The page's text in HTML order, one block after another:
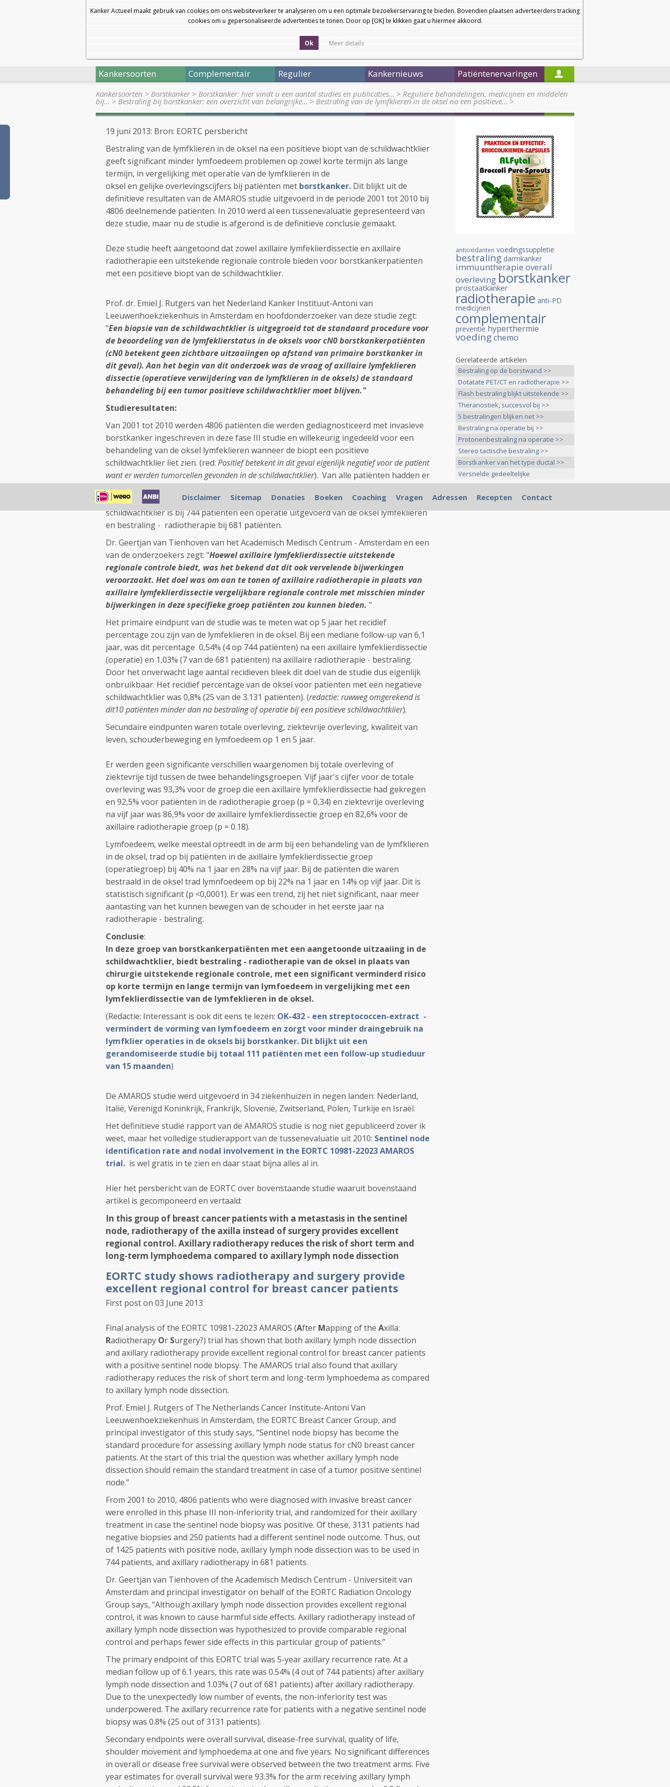
Kanker Actueel maakt gebruik van cookies om ons websiteverkeer te analyseren om u een optimale bezoekerservaring te bieden. Bovendien plaatsen adverteerders tracking
cookies om u gepersonaliseerde advertenties te tonen. Door op [OK] te klikken gaat u hiermee akkoord.
Ok Meer details
a
a
Nieuwsbrief
Startpagina
Kankersoorten Complementair Regulier Kankernieuws Patiëntenervaringen
Kankersoorten > Borstkanker> Borstkanker: hier vindt u een aantal studies en publicaties… > Reguliere behandelingen, medicijnen en middelen
bij… > Bestraling bij borstkanker: een overzicht van belangrijke… > Bestraling van de lymfklieren in de oksel na een positieve… >
19 juni 2013: Bron: EORTC persbericht
Bestraling van de lymfklieren in de oksel na een positieve biopt van de schildwachtklier
geeft significant minder lymfoedeem problemen op zowel korte termijn als lange
termijn, in vergelijking met operatie van de lymfklieren in de
oksel en gelijke overlevingscijfers bij patiënten met borstkanker. Dit blijkt uit de
definitieve resultaten van de AMAROS studie uitgevoerd in de periode 2001 tot 2010 bij
4806 deelnemende patiënten. In 2010 werd al een tussenevaluatie gepresenteerd van
deze studie, maar nu de studie is afgerond is de definitieve conclusie gemaakt.
Deze studie heeft aangetoond dat zowel axillaire lymfeklierdissectie en axillaire
radiotherapie een uitstekende regionale controle bieden voor borstkankerpatiënten
met een positieve biopt van de schildwachtklier.
Prof. dr. Emiel J. Rutgers van het Nederland Kanker Instituut-Antoni van
Leeuwenhoekziekenhuis in Amsterdam en hoofdonderzoeker van deze studie zegt:
"Een biopsie van de schildwachtklier is uitgegroeid tot de standaard procedure voor
de beoordeling van de lymfeklierstatus in de oksels voor cN0 borstkankerpatiënten
(cN0 betekent geen zichtbare uitzaaiingen op afstand van primaire borstkanker in
dit geval).Aan het begin van dit onderzoek was de vraag of axillaire lymfeklieren
dissectie (operatieve verwijdering van de lymfklieren in de oksels) de standaard
behandeling bij een tumor positieveschildwachtklier moet blijven."
Studieresultaten:
Van 2001 tot 2010 werden 4806 patiënten die werden gediagnosticeerd met invasieve
borstkanker ingeschreven in deze fase III studie en willekeurig ingedeeld voor een
behandeling van de oksel lymfeklieren wanneer de biopt een positieve
schildwachtklier liet zien. (red: Positief betekent in dit geval eigenlijk negatief voor de patiënt
want er werden tumorcellen gevonden in de schildwachtklier). Van alle patiënten hadden er
3.131 patiënten een negatieve biopt (dus geen tumorcellen) en 250 patiënten hadden
een andere schildwachtklier uitkomst. Dus van 1425 patiënten met een positieve
schildwachtklier is bij 744 patiënten een operatie uitgevoerd van de oksel lymfeklieren
en bestraling - radiotherapie bij 681 patiënten.
Dr. Geertjan van Tienhoven van het Academisch Medisch Centrum - Amsterdam en een
van de onderzoekers zegt: "Hoewel axillaire lymfeklierdissectie uitstekende
regionale controle biedt, was het bekend dat dit ook vervelende bijwerkingen
veroorzaakt. Het doel was om aan te tonen of axillaire radiotherapie in plaats van
axillaire lymfeklierdissectie vergelijkbare regionale controle met misschien minder
bijwerkingen in deze specifieke groep patiënten zou kunnen bieden. "
Het primaire eindpunt van de studie was te meten wat op 5 jaar het recidief
percentage zou zijn van de lymfeklieren in de oksel. Bij een mediane follow-up van 6,1
jaar, was dit percentage 0,54% (4 op 744 patiënten) na een axillaire lymfeklierdissectie
(operatie) en 1,03% (7 van de 681 patiënten) na axillaire radiotherapie - bestraling.
Door het onverwacht lage aantal recidieven bleek dit doel van de studie dus eigenlijk
onbruikbaar. Het recidief percentage van de oksel voor patiënten met een negatieve
schildwachtklier was 0,8% (25 van de 3.131 patiënten). (redactie: ruwweg omgerekend is
dit10 patiënten minder dan na bestraling of operatie bij een positieve schildwachtklier).
Secundaire eindpunten waren totale overleving, ziektevrije overleving, kwaliteit van
leven, schouderbeweging en lymfoedeem op 1 en 5 jaar.
Er werden geen significante verschillen waargenomen bij totale overleving of
ziektevrije tijd tussen de twee behandelingsgroepen. Vijf jaar's cijfer voor de totale
overleving was 93,3% voor de groep die een axillaire lymfeklierdissectie had gekregen
en 92,5% voor patiënten in de radiotherapie groep (p = 0,34) en ziektevrije overleving
na vijf jaar was 86,9% voor de axillaire lymfeklierdissectie groep en 82,6% voor de
axillaire radiotherapie groep (p = 0.18).
Lymfoedeem, welke meestal optreedt in de arm bij een behandeling van de lymfklieren
in de oksel, trad op bij patiënten in de axillaire lymfeklierdissectie groep
(operatiegroep) bij 40% na 1 jaar en 28% na vijf jaar. Bij de patiënten die waren
bestraald in de oksel trad lymnfoedeem op bij 22% na 1 jaar en 14% op vijf jaar. Dit is
statistisch significant (p <0,0001). Er was een trend, zij het niet significant, naar meer
aantasting van het kunnen bewegen van de schouder in het eerste jaar na
radiotherapie - bestraling.
Conclusie:
In deze groep van borstkankerpatiënten met een aangetoonde uitzaaiing in de
schildwachtklier, biedt bestraling - radiotherapie van de oksel in plaats van
chirurgie uitstekende regionale controle, met een significant verminderd risico
op korte termijn en lange termijn van lymfoedeem in vergelijking met een
lymfeklierdissectie van de lymfeklieren in de oksel.
(Redactie: Interessant is ook dit eens te lezen: OK-432 - een streptococcen-extract -
vermindert de vorming van lymfoedeem en zorgt voor minder draingebruik na
lymfklier operaties in de oksels bij borstkanker. Dit blijkt uit een
gerandomiseerde studie bij totaal 111 patiënten met een follow-up studieduur
van 15 maanden)
De AMAROS studie werd uitgevoerd in 34 ziekenhuizen in negen landen: Nederland,
Italië, Verenigd Koninkrijk, Frankrijk, Slovenië, Zwitserland, Polen, Turkije en Israël.
Het definitieve studie rapport van de AMAROS studie is nog niet gepubliceerd zover ik
weet, maar het volledige studierapport van de tussenevaluatie uit 2010: Sentinel node
identification rate and nodal involvement in the EORTC 10981-22023AMAROS
trial. is wel gratis in te zien en daar staat bijna alles al in.
Hier het persbericht van de EORTC over bovenstaande studie waaruit bovenstaand
artikel is gecomponeerd en vertaald:
In this group of breast cancer patients with a metastasis in the sentinel
node, radiotherapy of the axilla instead of surgery provides excellent
regional control. Axillary radiotherapy reduces the risk of short term and
long-term lymphoedema compared to axillary lymph node dissection
EORTC study shows radiotherapy and surgery provide
excellent regional control for breast cancer patients
First post on 03 June 2013
Final analysis of the EORTC 10981-22023 AMAROS (After Mapping of the Axilla:
Radiotherapy Or Surgery?) trial has shown that both axillary lymph node dissection
and axillary radiotherapy provide excellent regional control for breast cancer patients
with a positive sentinel node biopsy. The AMAROS trial also found that axillary
radiotherapy reduces the risk of short term and long-term lymphoedema as compared
to axillary lymph node dissection.
Prof. Emiel J. Rutgers of The Netherlands Cancer Institute-Antoni Van
Leeuwenhoekziekenhuis in Amsterdam, the EORTC Breast Cancer Group, and
principal investigator of this study says, “Sentinel node biopsy has become the
standard procedure for assessing axillary lymph node status for cN0 breast cancer
patients. At the start of this trial the question was whether axillary lymph node
dissection should remain the standard treatment in case of a tumor positive sentinel
node.”
From 2001 to 2010, 4806 patients who were diagnosed with invasive breast cancer
were enrolled in this phase III non-inferiority trial, and randomized for their axillary
treatment in case the sentinel node biopsy was positive. Of these, 3131 patients had
negative biopsies and 250 patients had a different sentinel node outcome. Thus, out
of 1425 patients with positive node, axillary lymph node dissection was to be used in
744 patients, and axillary radiotherapy in 681 patients.
Dr. Geertjan van Tienhoven of the Academisch Medisch Centrum - Universiteit van
Amsterdam and principal investigator on behalf of the EORTC Radiation Oncology
Group says, “Although axillary lymph node dissection provides excellent regional
control, it was known to cause harmful side effects. Axillary radiotherapy instead of
axillary lymph node dissection was hypothesized to provide comparable regional
control and perhaps fewer side effects in this particular group of patients.”
The primary endpoint of this EORTC trial was 5-year axillary recurrence rate. At a
median follow up of 6.1 years, this rate was 0.54% (4 out of 744 patients) after axillary
lymph node dissection and 1.03% (7 out of 681 patients) after axillary radiotherapy.
Due to the unexpectedly low number of events, the non-inferiority test was
underpowered. The axillary recurrence rate for patients with a negative sentinel node
biopsy was 0.8% (25 out of 3131 patients).
Secondary endpoints were overall survival, disease-free survival, quality of life,
shoulder movement and lymphoedema at one and five years. No significant differences
in overall or disease free survival were observed between the two treatment arms. Five
year estimates for overall survival were 93.3% for the arm receiving axillary lymph
antioxidanten voedingssuppletie
bestraling darmkanker
immuuntherapie overall
overleving borstkanker
prostaatkanker
radiotherapie anti-PD
medicijnen
complementair
preventie hyperthermie
voedingchemo
Gerelateerde artikelen
Bestraling op de borstwand >>
Dotatate PET/CT en radiotherapie >>
Flash bestraling blijkt uitstekende >>
Theranostiek, succesvol bij >>
5 bestralingen blijken net >>
Bestraling na operatie bij >>
Protonenbestraling na operatie >>
Stereo tactische bestraling >>
Borstkanker van het type ductal >>
Versnelde gedeeltelijke
borstbestraling >>
Disclaimer Sitemap Donaties Boeken Coaching Vragen Adressen Recepten Contact